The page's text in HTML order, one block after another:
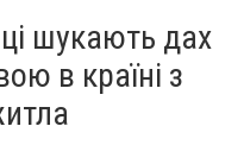
шукають дах
в країні з